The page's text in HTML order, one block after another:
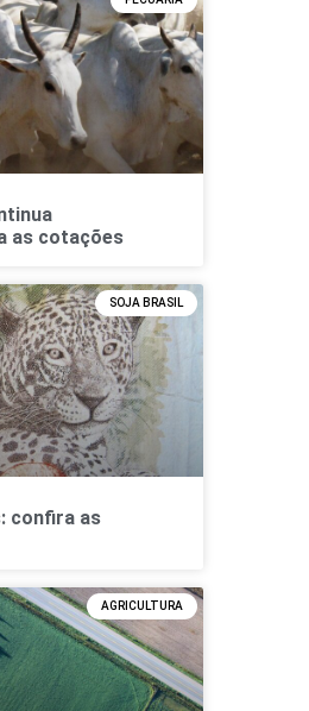
as cotações
SOJA BRASIL
confira as
AGRICULTURA